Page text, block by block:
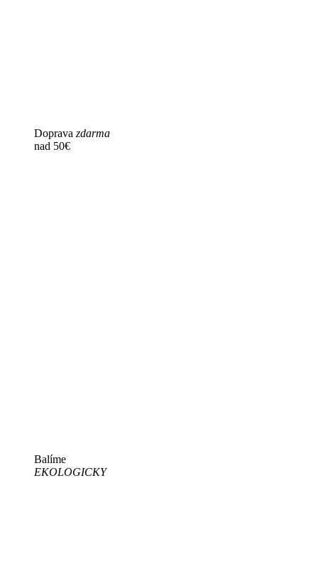
Doprava zdarma
nad 50€
Balíme
EKOLOGICKY